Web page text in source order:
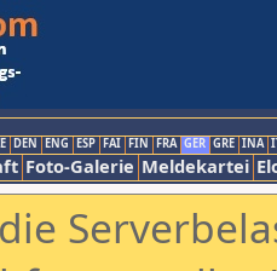
DEN ENG ESP FAI FIN FRA GER GRE INA
Foto-Galerie Meldekartei